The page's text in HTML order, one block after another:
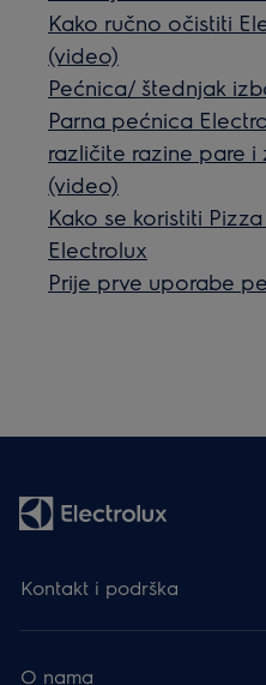
Kako ručno očistiti
(video)
Pećnica/ štednjak
Parna pećnica
različite razine pare i
(video)
Kako se koristiti
Electrolux
Prije prve uporabe
Kontakt i podrška
O nama